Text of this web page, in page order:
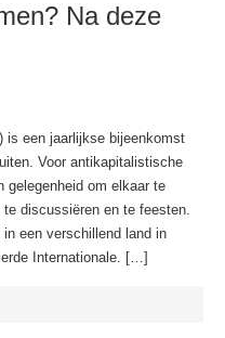
Na deze
is een jaarlijkse bijeenkomst
Voor antikapitalistische
gelegenheid om elkaar te
discussiëren en te feesten.
in een verschillend land in
Internationale. […]